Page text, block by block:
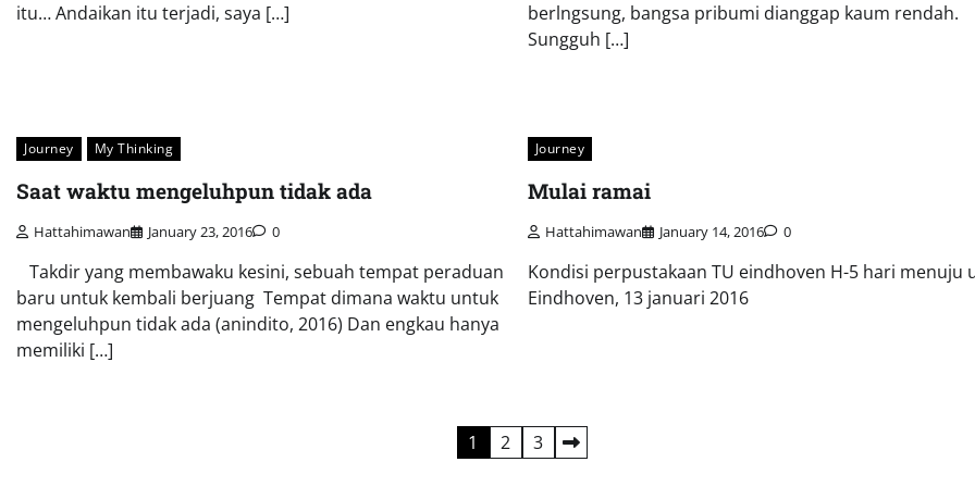
itu… Andaikan itu terjadi, saya […]
berlngsung, bangsa pribumi dianggap kaum rendah.
Sungguh […]
Journey My Thinking
Saat waktu mengeluhpun tidak ada
Hattahimawan January 23, 2016 0
Takdir yang membawaku kesini, sebuah tempat peraduan
baru untuk kembali berjuang Tempat dimana waktu untuk
mengeluhpun tidak ada (anindito, 2016) Dan engkau hanya
memiliki […]
Journey
Mulai ramai
Hattahimawan January 14, 2016 0
Kondisi perpustakaan TU eindhoven H-5 hari menuju
Eindhoven, 13 januari 2016
1 2 3